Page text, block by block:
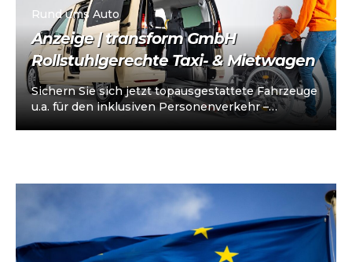
Rund ums Auto
Anzeige | transform GmbH
Rollstuhlgerechte Taxi- & Mietwagen
Sichern Sie sich jetzt topausgestattete Fahrzeuge
u.a. für den inklusiven Personenverkehr –